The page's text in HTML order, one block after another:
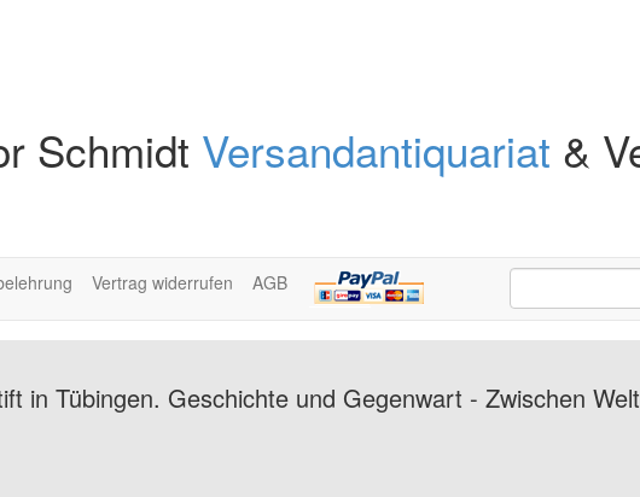
Schmidt Versandantiquariat &
Vertrag widerrufen AGB
in Tübingen. Geschichte und Gegenwart - Zwischen